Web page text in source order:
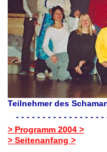
Teilnehmer des
- - - - - - - - - - - - - - - -
> Programm 2004 >
> Seitenanfang >